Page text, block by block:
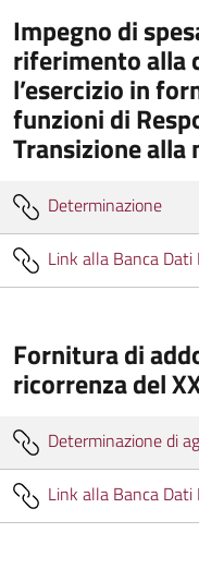
Impegno di
riferimento alla
l’esercizio in
funzioni di
Transizione
Determinazione
Link alla Banca
Fornitura di
ricorrenza del
Determinazione di
Link alla Banca